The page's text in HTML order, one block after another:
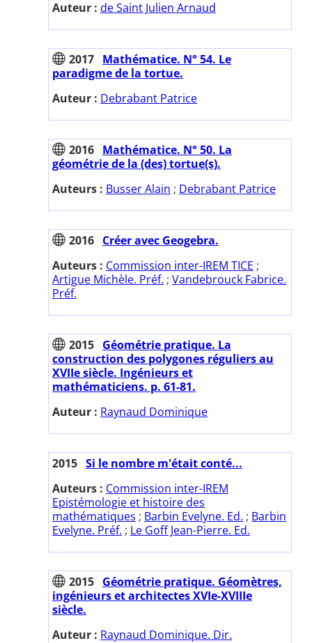
Auteur : de Saint Julien Arnaud
2017 Mathématice. N° 54. Le
paradigme de la tortue.
Auteur : Debrabant Patrice
2016 Mathématice. N° 50. La
géométrie de la (des) tortue(s).
Auteurs : Busser Alain ; Debrabant Patrice
2016 Créer avec Geogebra.
Auteurs : Commission inter-IREM TICE ;
Artigue Michèle. Préf. ; Vandebrouck Fabrice.
Préf.
2015 Géométrie pratique. La
construction des polygones réguliers au
XVIIe siècle. Ingénieurs et
mathématiciens. p. 61-81.
Auteur : Raynaud Dominique
2015 Si le nombre m'était conté...
Auteurs : Commission inter-IREM
Epistémologie et histoire des
mathématiques ; Barbin Evelyne. Ed. ; Barbin
Evelyne. Préf. ; Le Goff Jean-Pierre. Ed.
2015 Géométrie pratique. Géomètres,
ingénieurs et architectes XVIe-XVIIIe
siècle.
Auteur : Raynaud Dominique. Dir.